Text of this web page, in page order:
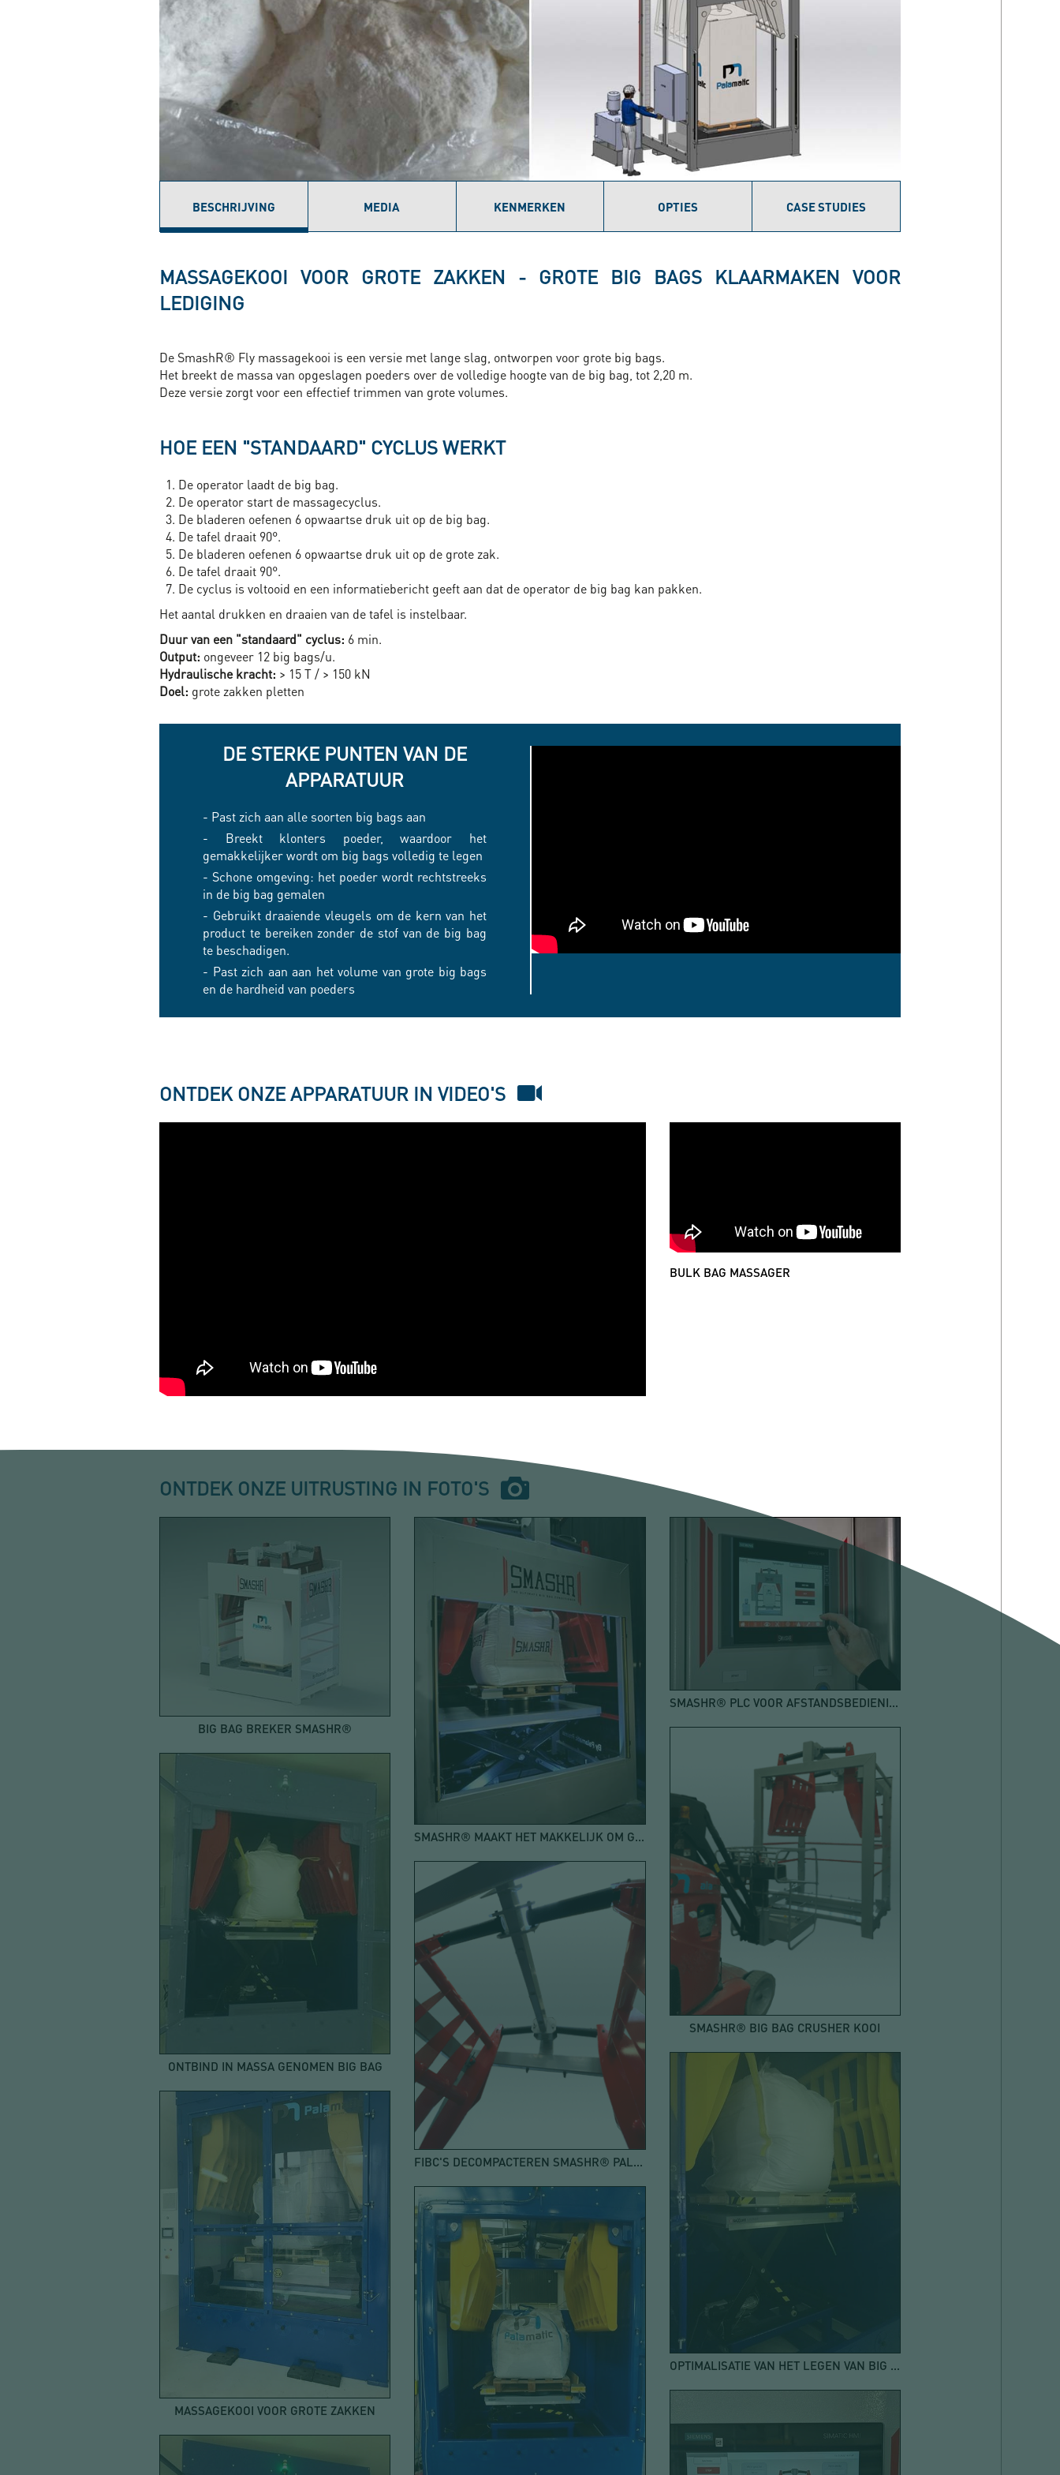
BESCHRIJVING
MEDIA KENMERKEN OPTIES CASE STUDIES
MASSAGEKOOI VOOR GROTE ZAKKEN - GROTE BIG BAGS KLAARMAKEN VOOR
LEDIGING
De SmashR® Fly massagekooi is een versie met lange slag, ontworpen voor grote big bags.
Het breekt de massa van opgeslagen poeders over de volledige hoogte van de big bag, tot 2,20 m.
Deze versie zorgt voor een effectief trimmen van grote volumes.
HOE EEN "STANDAARD" CYCLUS WERKT
De operator laadt de big bag.
De operator start de massagecyclus.
De bladeren oefenen 6 opwaartse druk uit op de big bag.
De tafel draait 90°.
De bladeren oefenen 6 opwaartse druk uit op de grote zak.
De tafel draait 90°.
De cyclus is voltooid en een informatiebericht geeft aan dat de operator de big bag kan pakken.
Het aantal drukken en draaien van de tafel is instelbaar.
Duur van een "standaard" cyclus: 6 min.
Output: ongeveer 12 big bags/u.
Hydraulische kracht: > 15 T / > 150 kN
Doel: grote zakken pletten
DE STERKE PUNTEN VAN DE
APPARATUUR
- Past zich aan alle soorten big bags aan
- Breekt klonters poeder, waardoor het
gemakkelijker wordt om big bags volledig te legen
- Schone omgeving: het poeder wordt rechtstreeks
in de big bag gemalen
- Gebruikt draaiende vleugels om de kern van het
product te bereiken zonder de stof van de big bag
te beschadigen.
- Past zich aan aan het volume van grote big bags
en de hardheid van poeders
BAG
CONDITIONER
ONTDEK ONZE APPARATUUR IN VIDEO'S
BULK BAG MASSAGER
ONTDEK ONZE UITRUSTING IN FOTO'S
BIG BAG BREKER SMASHR®
ONTBIND IN MASSA GENOMEN BIG BAG
MASSAGEKOOI VOOR GROTE ZAKKEN
FIBC'S DECOMPACTEREN SMASHR® PALAMATIC PROCESS
SMASHR® PLC VOOR AFSTANDSBEDIENING
SMASHR® BIG BAG CRUSHER KOOI
OPTIMALISATIE VAN HET LEGEN VAN BIG BAGS